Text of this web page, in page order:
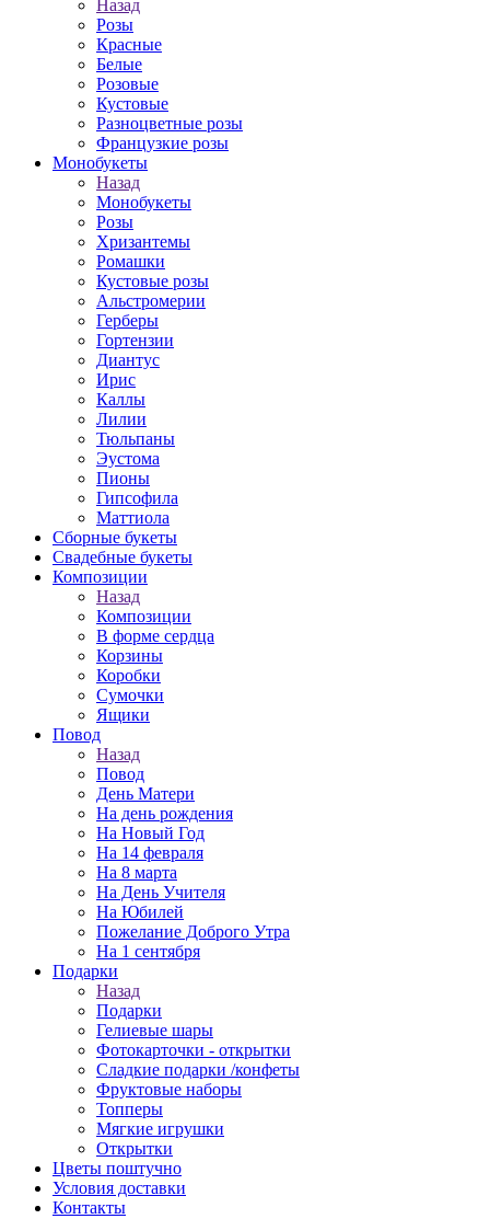
Назад
Розы
Красные
Белые
Розовые
Кустовые
Разноцветные розы
Французкие розы
Монобукеты
Назад
Монобукеты
Розы
Хризантемы
Ромашки
Кустовые розы
Альстромерии
Герберы
Гортензии
Диантус
Ирис
Каллы
Лилии
Тюльпаны
Эустома
Пионы
Гипсофила
Маттиола
Сборные букеты
Свадебные букеты
Композиции
Назад
Композиции
В форме сердца
Корзины
Коробки
Сумочки
Ящики
Повод
Назад
Повод
День Матери
На день рождения
На Новый Год
На 14 февраля
На 8 марта
На День Учителя
На Юбилей
Пожелание Доброго Утра
На 1 сентября
Подарки
Назад
Подарки
Гелиевые шары
Фотокарточки - открытки
Сладкие подарки /конфеты
Фруктовые наборы
Топперы
Мягкие игрушки
Открытки
Цветы поштучно
Условия доставки
Контакты